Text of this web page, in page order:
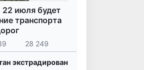
22 июля будет
транспорта
28 249
экстрадирован